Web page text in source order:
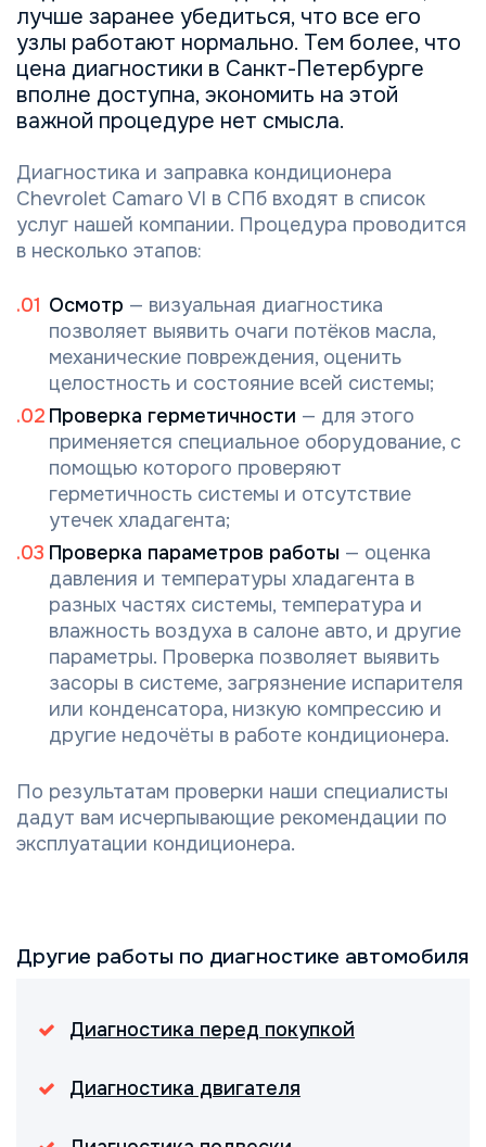
лучше заранее убедиться, что все его
узлы работают нормально. Тем более, что
цена диагностики в Санкт-Петербурге
вполне доступна, экономить на этой
важной процедуре нет смысла.
Диагностика и заправка кондиционера
Chevrolet Camaro VI в СПб входят в список
услуг нашей компании. Процедура проводится
в несколько этапов:
Осмотр — визуальная диагностика
позволяет выявить очаги потёков масла,
механические повреждения, оценить
целостность и состояние всей системы;
Проверка герметичности — для этого
применяется специальное оборудование, с
помощью которого проверяют
герметичность системы и отсутствие
утечек хладагента;
Проверка параметров работы — оценка
давления и температуры хладагента в
разных частях системы, температура и
влажность воздуха в салоне авто, и другие
параметры. Проверка позволяет выявить
засоры в системе, загрязнение испарителя
или конденсатора, низкую компрессию и
другие недочёты в работе кондиционера.
По результатам проверки наши специалисты
дадут вам исчерпывающие рекомендации по
эксплуатации кондиционера.
Другие работы по диагностике автомобиля
Диагностика перед покупкой
Диагностика двигателя